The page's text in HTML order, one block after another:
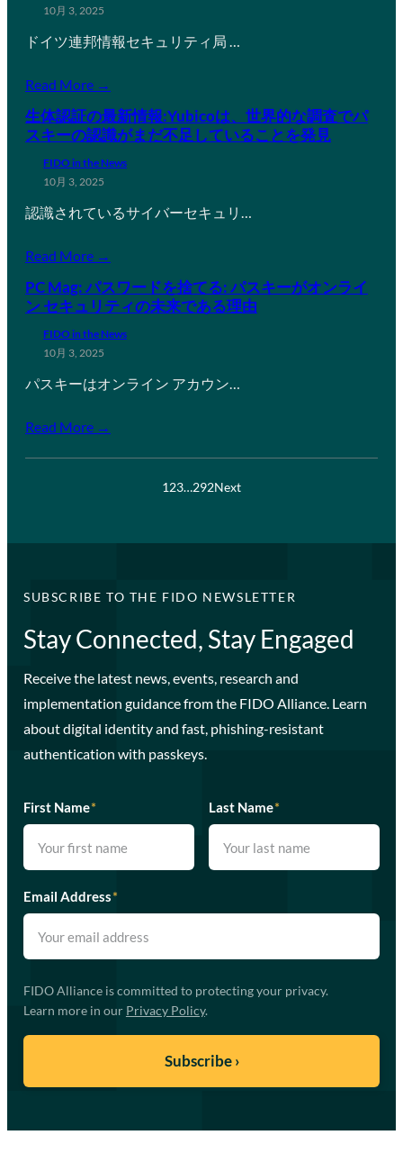
10月 3, 2025
ドイツ連邦情報セキュリティ局 …
Read More →
生体認証の最新情報:Yubicoは、世界的な調査でパ
スキーの認識がまだ不足していることを発見
FIDO in the News
10月 3, 2025
認識されているサイバーセキュリ…
Read More →
PC Mag: パスワードを捨てる: パスキーがオンライ
ン セキュリティの未来である理由
FIDO in the News
10月 3, 2025
パスキーはオンライン アカウン…
Read More →
123…292Next
SUBSCRIBE TO THE FIDO NEWSLETTER
Stay Connected, Stay Engaged
Receive the latest news, events, research and
implementation guidance from the FIDO Alliance. Learn
about digital identity and fast, phishing-resistant
authentication with passkeys.
First Name* Last Name*
Email Address*
FIDO Alliance is committed to protecting your privacy.
Learn more in our Privacy Policy.